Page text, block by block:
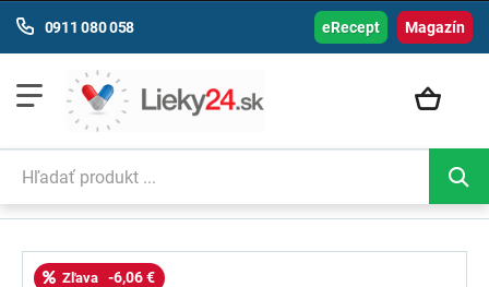
Magazín
0911 080 058 eRecept
Zľava -6,06 €